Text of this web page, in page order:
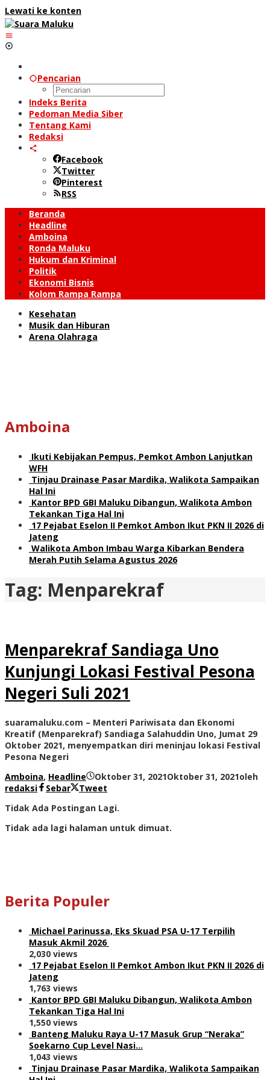
Lewati ke konten
Pencarian
Indeks Berita
Pedoman Media Siber
Tentang Kami
Redaksi
Facebook
Twitter
Pinterest
RSS
Beranda
Headline
Amboina
Ronda Maluku
Hukum dan Kriminal
Politik
Ekonomi Bisnis
Kolom Rampa Rampa
Kesehatan
Musik dan Hiburan
Arena Olahraga
Amboina
Ikuti Kebijakan Pempus, Pemkot Ambon Lanjutkan
WFH
Tinjau Drainase Pasar Mardika, Walikota Sampaikan
Hal Ini
Kantor BPD GBI Maluku Dibangun, Walikota Ambon
Tekankan Tiga Hal Ini
17 Pejabat Eselon II Pemkot Ambon Ikut PKN II 2026 di
Jateng
Walikota Ambon Imbau Warga Kibarkan Bendera
Merah Putih Selama Agustus 2026
Tag: Menparekraf
Menparekraf Sandiaga Uno
Kunjungi Lokasi Festival Pesona
Negeri Suli 2021
suaramaluku.com – Menteri Pariwisata dan Ekonomi
Kreatif (Menparekraf) Sandiaga Salahuddin Uno, Jumat 29
Oktober 2021, menyempatkan diri meninjau lokasi Festival
Pesona Negeri
Amboina, Headline Oktober 31, 2021Oktober 31, 2021oleh
redaksi
Sebar
Tweet
Tidak Ada Postingan Lagi.
Tidak ada lagi halaman untuk dimuat.
Berita Populer
Michael Parinussa, Eks Skuad PSA U-17 Terpilih
Masuk Akmil 2026
2,030 views
17 Pejabat Eselon II Pemkot Ambon Ikut PKN II 2026 di
Jateng
1,763 views
Kantor BPD GBI Maluku Dibangun, Walikota Ambon
Tekankan Tiga Hal Ini
1,550 views
Banteng Maluku Raya U-17 Masuk Grup “Neraka”
Soekarno Cup Level Nasi…
1,043 views
Tinjau Drainase Pasar Mardika, Walikota Sampaikan